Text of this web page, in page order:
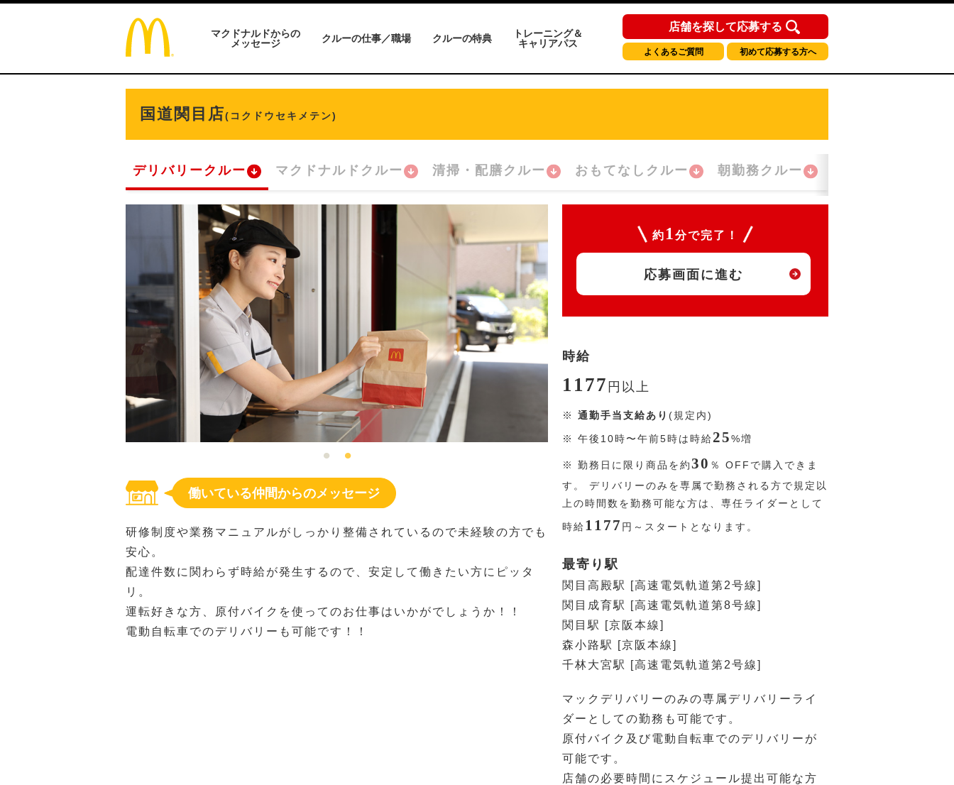
マクドナルドからの
メッセージ
クルーの仕事／職場 クルーの特典
トレーニング＆
キャリアパス
店舗を探して応募する
よくあるご質問 初めて応募する方へ
国道関目店(コクドウセキメテン)
デリバリークルー マクドナルドクルー 清掃・配膳クルー おもてなしクルー 朝勤務クルー
働いている仲間からのメッセージ
研修制度や業務マニュアルがしっかり整備されているので未経験の方でも
安心。
配達件数に関わらず時給が発生するので、安定して働きたい方にピッタ
リ。
運転好きな方、原付バイクを使ってのお仕事はいかがでしょうか！！
電動自転車でのデリバリーも可能です！！
約 1 分で完了！
応募画面に進む
時給
1177 円 以上
※ 通勤手当支給あり (規定内)
※ 午後10時〜午前5時は時給25%増
※ 勤務日に限り商品を約30 ％
OFFで購入できま
す。 デリバリーのみを専属で勤務される方で規定以
上の時間数を勤務可能な方は、専任ライダーとして
時給 1177 円 ～スタートとなります。
最寄り駅
関目高殿駅 [高速電気軌道第2号線]
関目成育駅 [高速電気軌道第8号線]
関目駅 [京阪本線]
森小路駅 [京阪本線]
千林大宮駅 [高速電気軌道第2号線]
マックデリバリーのみの専属デリバリーライ
ダーとしての勤務も可能です。
原付バイク及び電動自転車でのデリバリーが
可能です。
店舗の必要時間にスケジュール提出可能な方